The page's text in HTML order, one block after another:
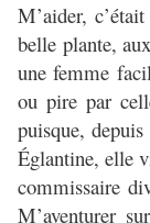
M’aider,
belle plante,
une femme
ou pire par
puisque,
Églantine, elle
commissaire
M’aventurer